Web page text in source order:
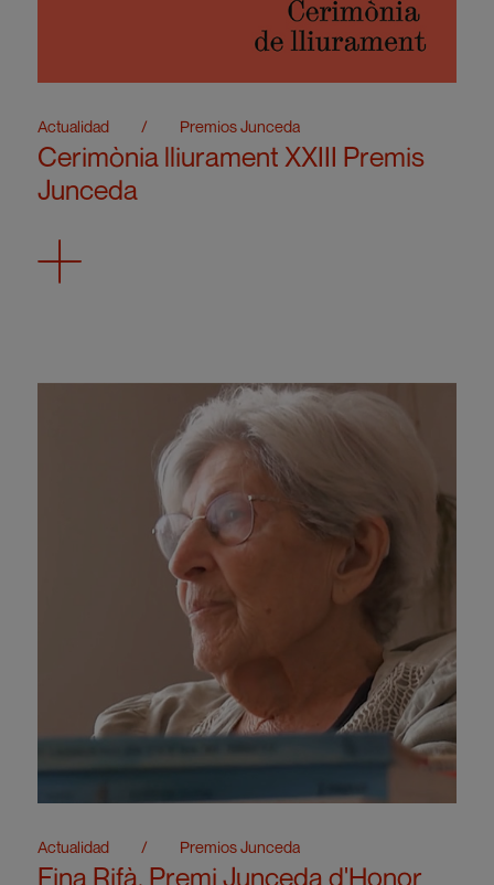
Actualidad / Premios Junceda
Cerimònia lliurament XXIII Premis
Junceda
Actualidad / Premios Junceda
Fina Rifà, Premi Junceda d'Honor